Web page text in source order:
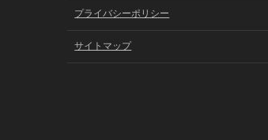
プライバシーポリシー
サイトマップ